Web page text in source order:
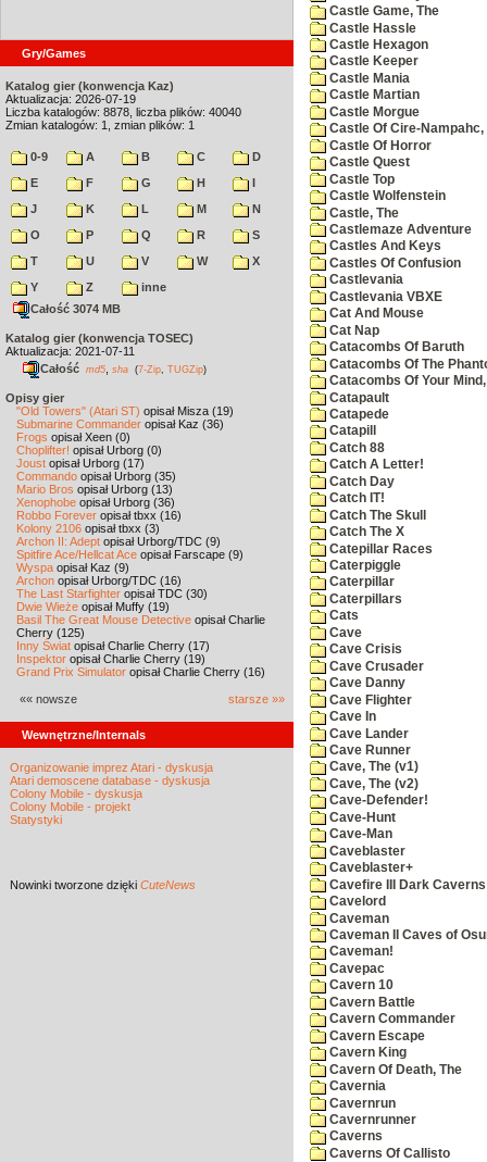
Gry/Games
Katalog gier (konwencja Kaz)
Aktualizacja: 2026-07-19
Liczba katalogów: 8878, liczba plików: 40040
Zmian katalogów: 1, zmian plików: 1
0-9 A B C
D
E
F G H
I
J
K L M
N
O
P Q R
S
T
U V W
X
Y
Z
inne
Całość 3074 MB
Katalog gier (konwencja TOSEC)
Aktualizacja: 2021-07-11
Całość md5 sha (7-Zip TUGZip)
Opisy gier
"Old Towers" (Atari ST) opisał Misza (19)
Submarine Commander opisał Kaz (36)
Frogs opisał Xeen (0)
Choplifter! opisał Urborg (0)
Joust opisał Urborg (17)
Commando opisał Urborg (35)
Mario Bros opisał Urborg (13)
Xenophobe opisał Urborg (36)
Robbo Forever opisał tbxx (16)
Kolony 2106 opisał tbxx (3)
Archon II: Adept opisał Urborg/TDC (9)
Spitfire Ace/Hellcat Ace opisał Farscape (9)
Wyspa opisał Kaz (9)
Archon opisał Urborg/TDC (16)
The Last Starfighter opisał TDC (30)
Dwie Wieże opisał Muffy (19)
Basil The Great Mouse Detective opisał Charlie
Cherry (125)
Inny Świat opisał Charlie Cherry (17)
Inspektor opisał Charlie Cherry (19)
Grand Prix Simulator opisał Charlie Cherry (16)
«« nowsze starsze »»
Wewnętrzne/Internals
Organizowanie imprez Atari - dyskusja
Atari demoscene database - dyskusja
Colony Mobile - dyskusja
Colony Mobile - projekt
Statystyki
Nowinki tworzone dzięki CuteNews
Castle Game, The
Castle Hassle
Castle Hexagon
Castle Keeper
Castle Mania
Castle Martian
Castle Morgue
Castle Of Cire-Nampahc,
Castle Of Horror
Castle Quest
Castle Top
Castle Wolfenstein
Castle, The
Castlemaze Adventure
Castles And Keys
Castles Of Confusion
Castlevania
Castlevania VBXE
Cat And Mouse
Cat Nap
Catacombs Of Baruth
Catacombs Of The
Catacombs Of Your
Catapault
Catapede
Catapill
Catch 88
Catch A Letter!
Catch Day
Catch IT!
Catch The Skull
Catch The X
Catepillar Races
Caterpiggle
Caterpillar
Caterpillars
Cats
Cave
Cave Crisis
Cave Crusader
Cave Danny
Cave Flighter
Cave In
Cave Lander
Cave Runner
Cave, The (v1)
Cave, The (v2)
Cave-Defender!
Cave-Hunt
Cave-Man
Caveblaster
Caveblaster+
Cavefire III Dark Caverns
Cavelord
Caveman
Caveman II Caves of
Caveman!
Cavepac
Cavern 10
Cavern Battle
Cavern Commander
Cavern Escape
Cavern King
Cavern Of Death, The
Cavernia
Cavernrun
Cavernrunner
Caverns
Caverns Of Callisto